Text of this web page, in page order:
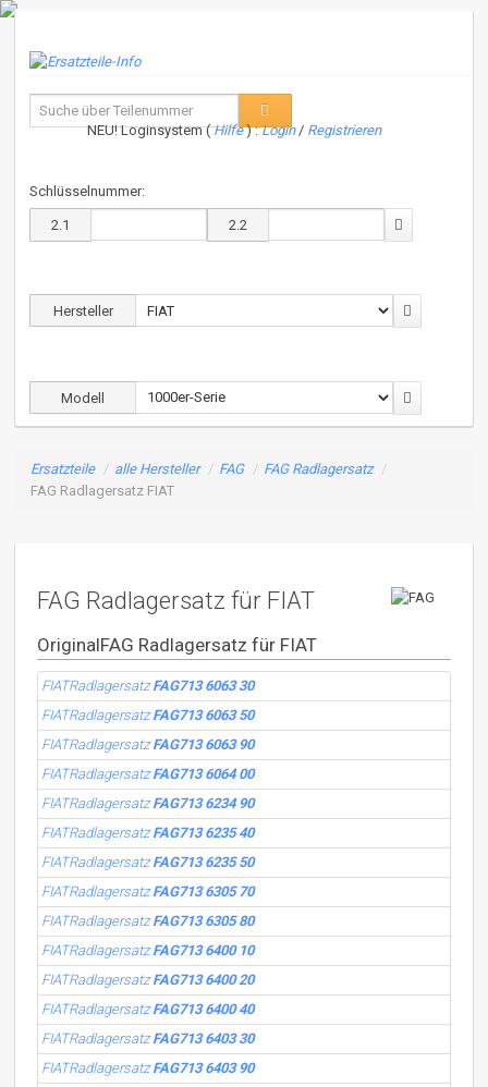
NEU! Loginsystem (Hilfe) :Login / Registrieren
Schlüsselnummer:
2.1 2.2
Hersteller
Modell
Ersatzteile / alle Hersteller / FAG / FAG Radlagersatz /
FAG Radlagersatz FIAT
FAG Radlagersatz für FIAT
OriginalFAG Radlagersatz für FIAT
FIATRadlagersatzFAG713 6063 30
FIATRadlagersatzFAG713 6063 50
FIATRadlagersatzFAG713 6063 90
FIATRadlagersatzFAG713 6064 00
FIATRadlagersatzFAG713 6234 90
FIATRadlagersatzFAG713 6235 40
FIATRadlagersatzFAG713 6235 50
FIATRadlagersatzFAG713 6305 70
FIATRadlagersatzFAG713 6305 80
FIATRadlagersatzFAG713 6400 10
FIATRadlagersatzFAG713 6400 20
FIATRadlagersatzFAG713 6400 40
FIATRadlagersatzFAG713 6403 30
FIATRadlagersatzFAG713 6403 90